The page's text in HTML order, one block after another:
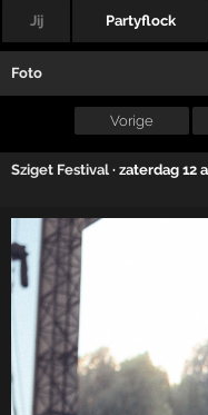
Jij Partyflock
Foto
Vorige
Sziget Festival ·zaterdag 12